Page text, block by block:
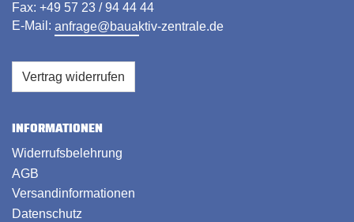
Fax: +49 57 23 / 94 44 44
E-Mail: anfrage@bauaktiv-zentrale.de
Vertrag widerrufen
INFORMATIONEN
Widerrufsbelehrung
AGB
Versandinformationen
Datenschutz